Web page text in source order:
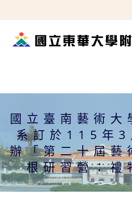
轉
國立臺南藝術大
系訂於115年3
辦「第二十屆藝
根研習營：禮